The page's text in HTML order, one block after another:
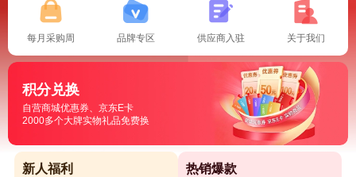
每月采购周 品牌专区 供应商入驻 关于我们
积分兑换
自营商城优惠券、京东E卡
2000多个大牌实物礼品免费换
新人福利 热销爆款